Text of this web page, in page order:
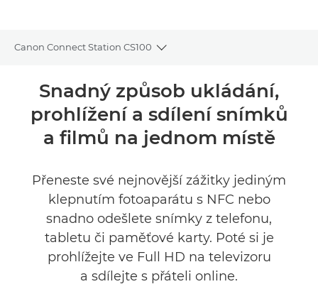
Canon Connect Station CS100
Toggle breadcrumbs
Přehled
Specifikace
Snadný způsob ukládání,
prohlížení a sdílení snímků
a filmů na jednom místě
Přeneste své nejnovější zážitky jediným
klepnutím fotoaparátu s NFC nebo
snadno odešlete snímky z telefonu,
tabletu či paměťové karty. Poté si je
prohlížejte ve Full HD na televizoru
a sdílejte s přáteli online.